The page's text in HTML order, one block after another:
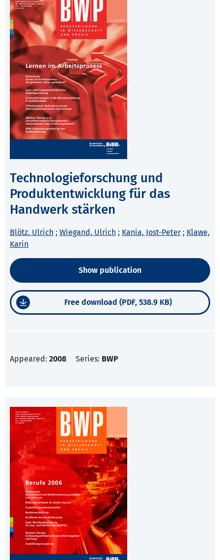
Technologieforschung und
Produktentwicklung für das
Handwerk stärken
Blötz, Ulrich ; Wiegand, Ulrich ; Kania, Jost-Peter ; Klawe,
Karin
Show publication
Free download (PDF, 538.9 KB)
Appeared: 2008 Series: BWP